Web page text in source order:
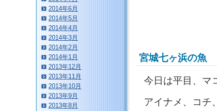
宮城七ヶ浜の魚
今日は平目、マ
アイナメ、コチ
2014年6月
2014年5月
2014年4月
2014年3月
2014年2月
2014年1月
2013年12月
2013年11月
2013年10月
2013年9月
2013年8月